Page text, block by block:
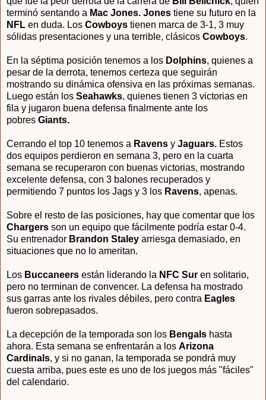
terminó sentando a Mac Jones. Jones tiene su futuro en la
NFL en duda. Los Cowboys tienen marca de 3-1, 3 muy
sólidas presentaciones y una terrible, clásicos Cowboys.
En la séptima posición tenemos a los Dolphins, quienes a
pesar de la derrota, tenemos certeza que seguirán
mostrando su dinámica ofensiva en las próximas semanas.
Luego están los Seahawks, quienes tienen 3 victorias en
fila y jugaron buena defensa finalmente ante los
pobres Giants.
Cerrando el top 10 tenemos a Ravens y Jaguars. Estos
dos equipos perdieron en semana 3, pero en la cuarta
semana se recuperaron con buenas victorias, mostrando
excelente defensa, con 3 balones recuperados y
permitiendo 7 puntos los Jags y 3 los Ravens, apenas.
Sobre el resto de las posiciones, hay que comentar que los
Chargers son un equipo que fácilmente podría estar 0-4.
Su entrenador Brandon Staley arriesga demasiado, en
situaciones que no lo ameritan.
Los Buccaneers están liderando la NFC Sur en solitario,
pero no terminan de convencer. La defensa ha mostrado
sus garras ante los rivales débiles, pero contra Eagles
fueron sobrepasados.
La decepción de la temporada son los Bengals hasta
ahora. Esta semana se enfrentarán a los Arizona
Cardinals, y si no ganan, la temporada se pondrá muy
cuesta arriba, pues este es uno de los juegos más "fáciles"
del calendario.